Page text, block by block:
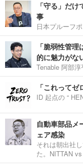
「守る」だ
事
日本プルーフ
「脆弱性管
的に魅力がな
Tenable 阿部
「これって
ID 起点の “
自動車部品メ
ェア感染
それは朝出社
た。NITTAN